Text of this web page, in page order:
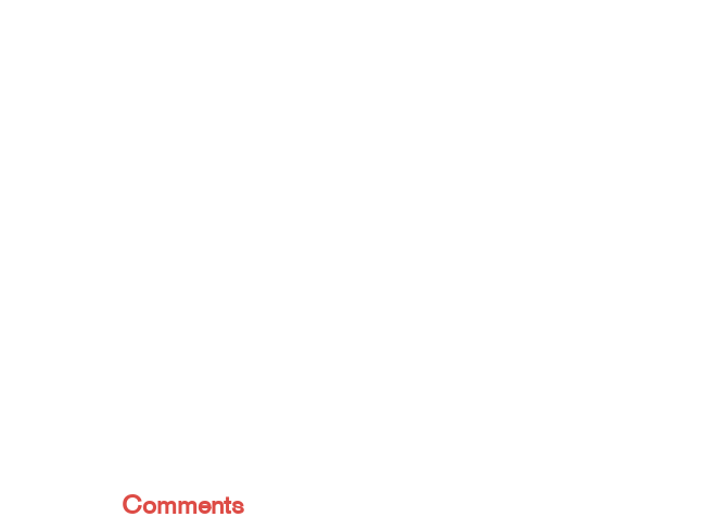
Comments